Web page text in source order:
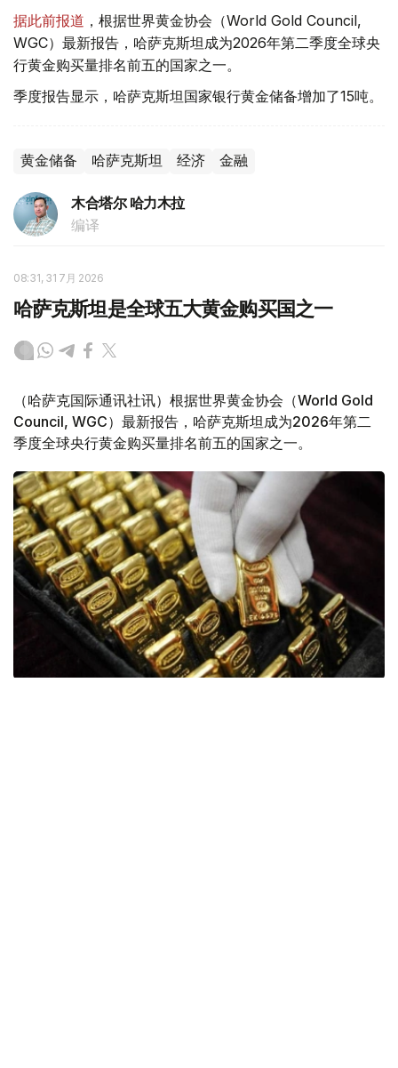
据此前报道 ，根据世界黄金协会（World Gold Council,
WGC）最新报告，哈萨克斯坦成为2026年第二季度全球央
行黄金购买量排名前五的国家之一。
季度报告显示，哈萨克斯坦国家银行黄金储备增加了15吨。
黄金储备 哈萨克斯坦 经济 金融
木合塔尔 哈力木拉
编译
08:31, 31 7月 2026
哈萨克斯坦是全球五大黄金购买国之一
（哈萨克国际通讯社讯）根据世界黄金协会（World Gold
Council, WGC）最新报告，哈萨克斯坦成为2026年第二
季度全球央行黄金购买量排名前五的国家之一。